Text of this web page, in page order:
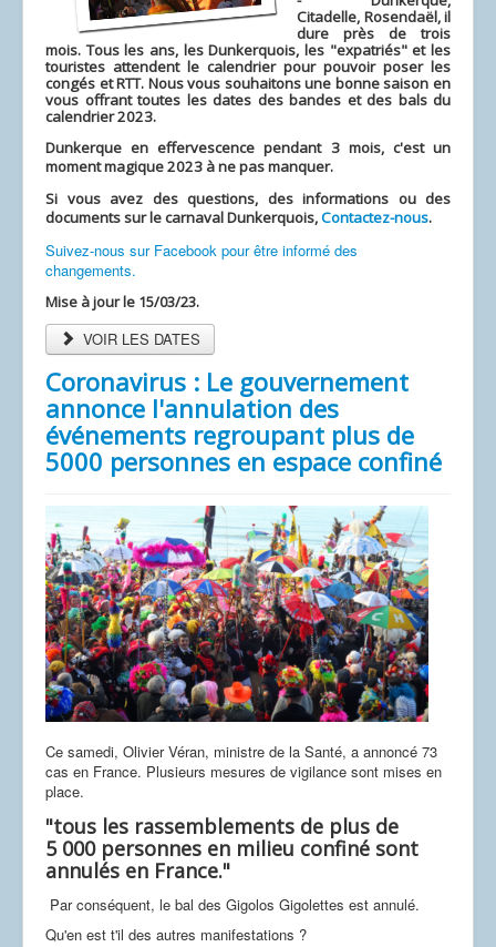
Citadelle, Rosendaël, il
dure près de trois
mois. Tous les ans, les Dunkerquois, les "expatriés" et les
touristes attendent le calendrier pour pouvoir poser les
congés et RTT. Nous vous souhaitons une bonne saison en
vous offrant toutes les dates des bandes et des bals du
calendrier 2023.
Dunkerque en effervescence pendant 3 mois, c'est un
moment magique 2023 à ne pas manquer.
Si vous avez des questions, des informations ou des
documents sur le carnaval Dunkerquois,Contactez-nous.
Suivez-nous sur Facebook pour être informé des
changements.
Mise à jour le 15/03/23.
VOIR LES DATES
Coronavirus : Le gouvernement
annonce l'annulation des
événements regroupant plus de
5000 personnes en espace confiné
Ce samedi, Olivier Véran, ministre de la Santé, a annoncé 73
cas en France. Plusieurs mesures de vigilance sont mises en
place.
"tous les rassemblements de plus de
5 000 personnes en milieu confiné sont
annulés en France."
Par conséquent, le bal des Gigolos Gigolettes est annulé.
Qu'en est t'il des autres manifestations ?